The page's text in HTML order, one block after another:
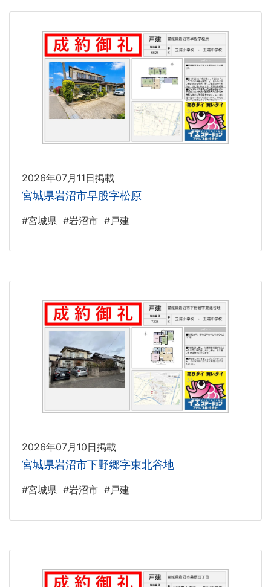
2026年07月11日掲載
宮城県岩沼市早股字松原
#宮城県 #岩沼市 #戸建
2026年07月10日掲載
宮城県岩沼市下野郷字東北谷地
#宮城県 #岩沼市 #戸建